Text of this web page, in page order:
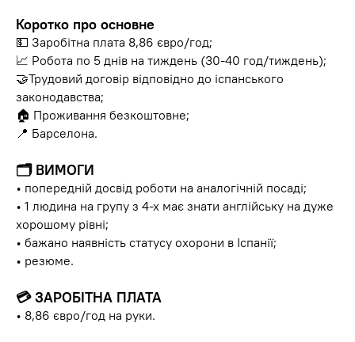
Коротко про основне
💵 Заробітна плата 8,86 євро/год;
📈 Робота по 5 днів на тиждень (30-40 год/тиждень);
🤝Трудовий договір відповідно до іспанського
законодавства;
🏠 Проживання безкоштовне;
📍 Барселона.
🗂 ВИМОГИ
• попередній досвід роботи на аналогічній посаді;
• 1 людина на групу з 4-х має знати англійську на дуже
хорошому рівні;
• бажано наявність статусу охорони в Іспанії;
• резюме.
💳 ЗАРОБІТНА ПЛАТА
• 8,86 євро/год на руки.